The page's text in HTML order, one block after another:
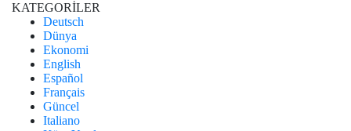
KATEGORİLER
Deutsch
Dünya
Ekonomi
English
Español
Français
Güncel
Italiano